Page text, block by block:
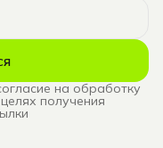
на обработку
получения